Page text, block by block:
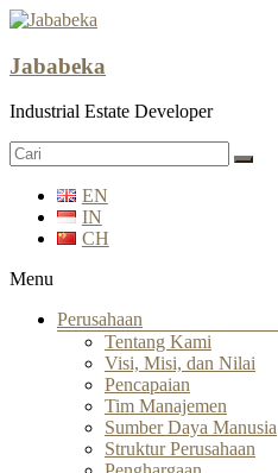
Jababeka
Industrial Estate Developer
EN
IN
CH
Menu
Perusahaan
Tentang Kami
Visi, Misi, dan Nilai
Pencapaian
Tim Manajemen
Sumber Daya Manusia
Struktur Perusahaan